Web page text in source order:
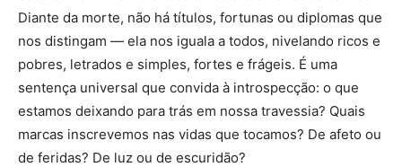
Diante da morte, não há títulos, fortunas ou diplomas que
nos distingam — ela nos iguala a todos, nivelando ricos e
pobres, letrados e simples, fortes e frágeis. É uma
sentença universal que convida à introspecção: o que
estamos deixando para trás em nossa travessia? Quais
marcas inscrevemos nas vidas que tocamos? De afeto ou
de feridas? De luz ou de escuridão?